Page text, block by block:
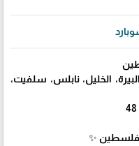
الخليل، نابلس، سلفيت،
فلسطين ✨